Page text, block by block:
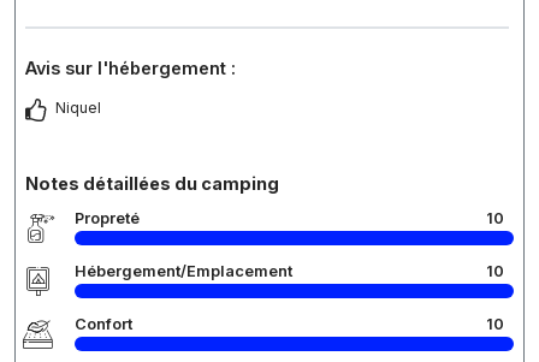
Avis sur l'hébergement :
Niquel
Notes détaillées du camping
Propreté 10
Hébergement/Emplacement 10
Confort 10